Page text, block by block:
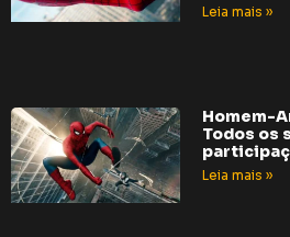
Leia mais »
Homem-
Todos os
Leia mais »